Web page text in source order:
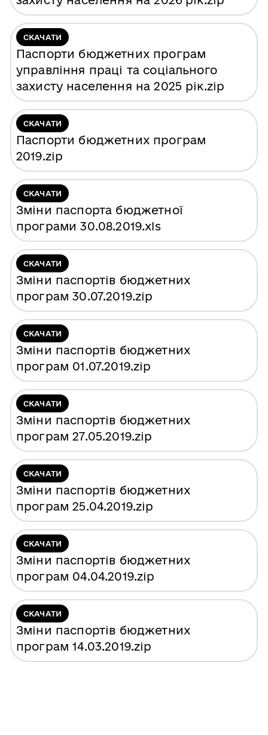
СКАЧАТИ
Паспорти бюджетних програм
управління праці та соціального
захисту населення на 2025 рік.zip
СКАЧАТИ
Паспорти бюджетних програм
2019.zip
СКАЧАТИ
Зміни паспорта бюджетної
програми 30.08.2019.xls
СКАЧАТИ
Зміни паспортів бюджетних
програм 30.07.2019.zip
СКАЧАТИ
Зміни паспортів бюджетних
програм 01.07.2019.zip
СКАЧАТИ
Зміни паспортів бюджетних
програм 27.05.2019.zip
СКАЧАТИ
Зміни паспортів бюджетних
програм 25.04.2019.zip
СКАЧАТИ
Зміни паспортів бюджетних
програм 04.04.2019.zip
СКАЧАТИ
Зміни паспортів бюджетних
програм 14.03.2019.zip